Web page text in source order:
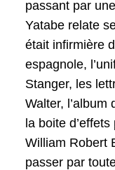
passant par
Yatabe relate
était infirmière
espagnole,
Stanger, les
Walter, l’album
la boite
William Robert
passer par